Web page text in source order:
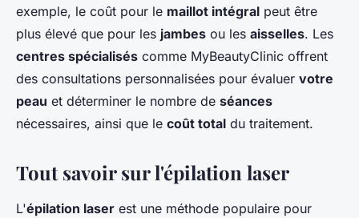
exemple, le coût pour le maillot intégral peut être
plus élevé que pour les jambes ou les aisselles. Les
centres spécialisés comme MyBeautyClinic offrent
des consultations personnalisées pour évaluer votre
peau et déterminer le nombre de séances
nécessaires, ainsi que le coût total du traitement.
Tout savoir sur l'épilation laser
L'épilation laser est une méthode populaire pour